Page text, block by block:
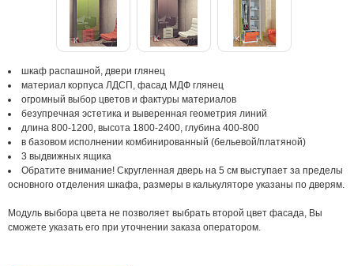
шкаф распашной, двери глянец
материал корпуса ЛДСП, фасад МДФ глянец
огромный выбор цветов и фактуры материалов
безупречная эстетика и выверенная геометрия линий
длина 800-1200, высота 1800-2400, глубина 400-800
в базовом исполнении комбинированный (бельевой/платяной)
3 выдвижных ящика
Обратите внимание! Скругленная дверь на 5 см выступает за пределы
основного отделения шкафа, размеры в калькуляторе указаны по дверям.
Модуль выбора цвета не позволяет выбрать второй цвет фасада, Вы
сможете указать его при уточнении заказа оператором.